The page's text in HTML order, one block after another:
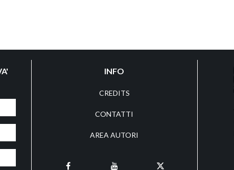
INFO
CREDITS
CONTATTI
AREA AUTORI